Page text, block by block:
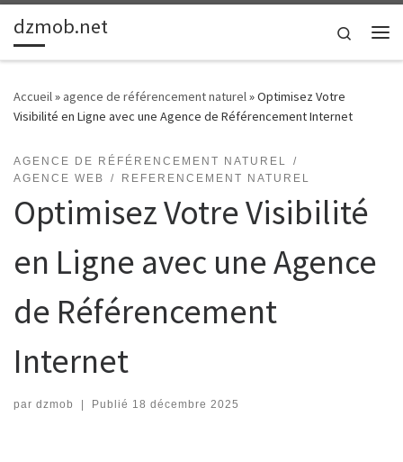
Passer au contenu
dzmob.net
Search
Accueil» agence de référencement naturel»Optimisez Votre
Visibilité en Ligne avec une Agence de Référencement Internet
AGENCE DE RÉFÉRENCEMENT NATUREL
AGENCE WEB
REFERENCEMENT NATUREL
Optimisez Votre Visibilité
en Ligne avec une Agence
de Référencement
Internet
par dzmob Publié 18 décembre 2025